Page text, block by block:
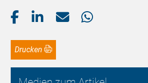
Drucken